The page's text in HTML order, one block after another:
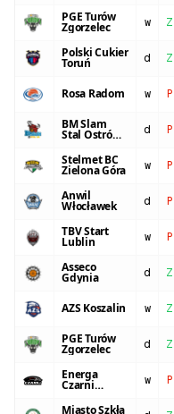
PGE Turów
Zgorzelec w Z
Polski Cukier
Toruń d Z
Rosa Radom w P
BM Slam
Stal Ostrów d P
Stelmet BC
Zielona Góra w P
Anwil
Włocławek d P
TBV Start
Lublin w P
Asseco
Gdynia d Z
AZS Koszalin w Z
PGE Turów
Zgorzelec d Z
Energa
Czarni w P
Miasto Szkła